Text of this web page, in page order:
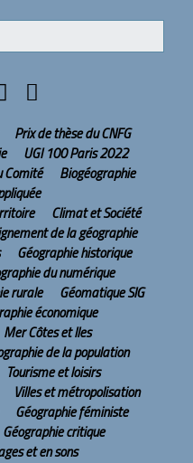
Prix de thèse du CNFG
UGI 100 Paris 2022
Comité
Biogéographie
Climat et Société
de la géographie
Géographie historique
du numérique
rurale
Géomatique SIG
économique
Mer Côtes et Iles
de la population
Tourisme et loisirs
Villes et métropolisation
Géographie féministe
Géographie critique
et en sons